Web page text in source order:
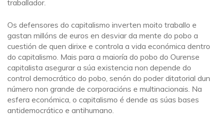
traballador.
Os defensores do capitalismo inverten moito traballo e
gastan millóns de euros en desviar da mente do pobo a
cuestión de quen dirixe e controla a vida económica dentro
do capitalismo. Mais para a maioría do pobo do Ourense
capitalista asegurar a súa existencia non depende do
control democrático do pobo, senón do poder ditatorial dun
número non grande de corporacións e multinacionais. Na
esfera económica, o capitalismo é dende as súas bases
antidemocrático e antihumano.